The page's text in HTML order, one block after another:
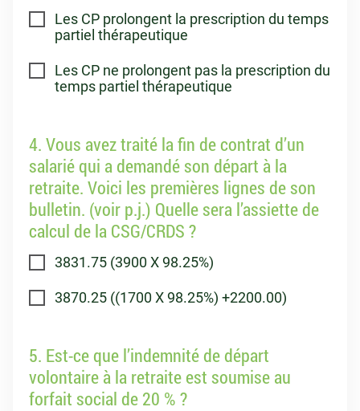
Les CP prolongent la prescription du temps
partiel thérapeutique
Les CP ne prolongent pas la prescription du
temps partiel thérapeutique
4. Vous avez traité la fin de contrat d’un
salarié qui a demandé son départ à la
retraite. Voici les premières lignes de son
bulletin. (voir p.j.) Quelle sera l’assiette de
calcul de la CSG/CRDS ?
3831.75 (3900 X 98.25%)
3870.25 ((1700 X 98.25%) +2200.00)
5. Est-ce que l’indemnité de départ
volontaire à la retraite est soumise au
forfait social de 20 % ?